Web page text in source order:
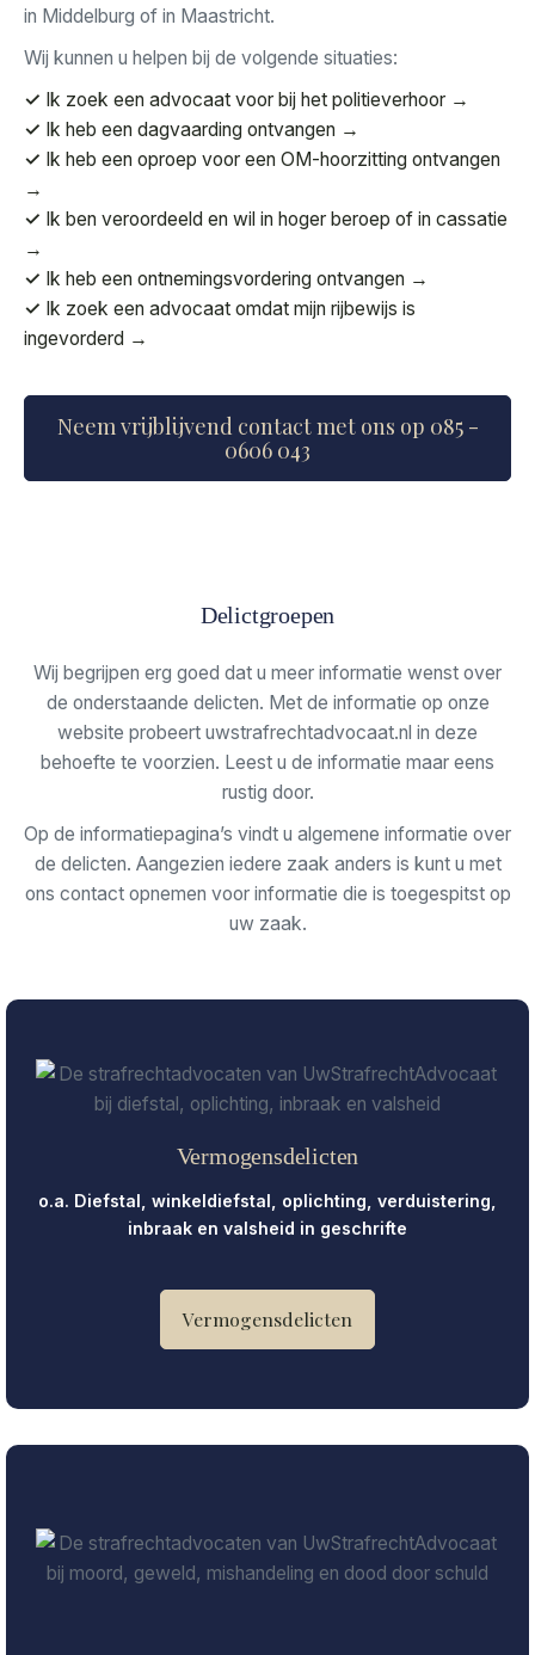
in Middelburg of in Maastricht.
Wij kunnen u helpen bij de volgende situaties:
✓ Ik zoek een advocaat voor bij het politieverhoor →
✓ Ik heb een dagvaarding ontvangen →
✓ Ik heb een oproep voor een OM-hoorzitting ontvangen
→
✓ Ik ben veroordeeld en wil in hoger beroep of in cassatie
→
✓ Ik heb een ontnemingsvordering ontvangen →
✓ Ik zoek een advocaat omdat mijn rijbewijs is
ingevorderd →
Neem vrijblijvend contact met ons op 085 -
0606 043
Delictgroepen
Wij begrijpen erg goed dat u meer informatie wenst over
de onderstaande delicten. Met de informatie op onze
website probeert uwstrafrechtadvocaat.nl in deze
behoefte te voorzien. Leest u de informatie maar eens
rustig door.
Op de informatiepagina’s vindt u algemene informatie over
de delicten. Aangezien iedere zaak anders is kunt u met
ons contact opnemen voor informatie die is toegespitst op
uw zaak.
Vermogensdelicten
o.a. Diefstal, winkeldiefstal, oplichting, verduistering,
inbraak en valsheid in geschrifte
Vermogensdelicten